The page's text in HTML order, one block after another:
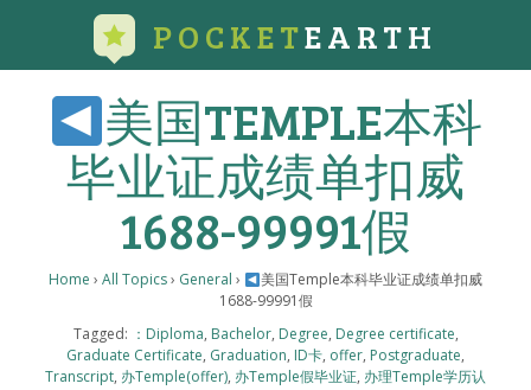
POCKETEARTH
美国TEMPLE本科
毕业证成绩单扣威
1688-99991假
Home › All Topics› General ›
美国Temple本科毕业证成绩单扣威
1688-99991假
Tagged: ：Diploma, Bachelor, Degree, Degree certificate,
Graduate Certificate, Graduation, ID卡, offer, Postgraduate,
Transcript, 办Temple(offer), 办Temple假毕业证, 办理Temple学历认